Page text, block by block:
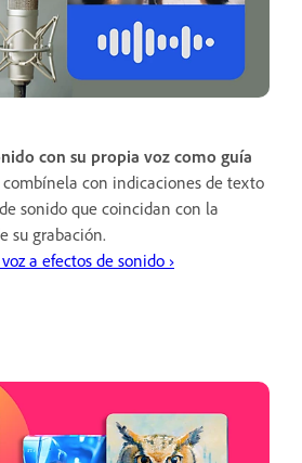
con su propia voz como guía
combínela con indicaciones de texto
sonido que coincidan con la
su grabación.
a efectos de sonido ›